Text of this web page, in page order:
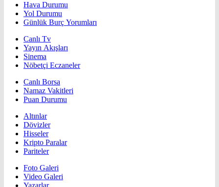
Hava Durumu
Yol Durumu
Günlük Burç Yorumları
Canlı Tv
Yayın Akışları
Sinema
Nöbetçi Eczaneler
Canlı Borsa
Namaz Vakitleri
Puan Durumu
Altınlar
Dövizler
Hisseler
Kripto Paralar
Pariteler
Foto Galeri
Video Galeri
Yazarlar